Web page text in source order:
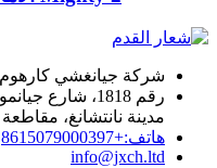
شركة جيانغشي كارهوم
رقم 1818، شارع
مدينة نانتشانغ،
هاتف:+8615079000397
info@jxch.ltd